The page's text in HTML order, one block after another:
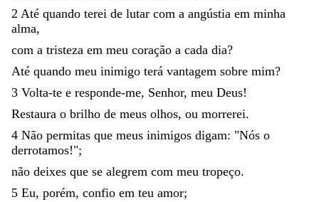
2 Até quando terei de lutar com a angústia em minha
alma,
com a tristeza em meu coração a cada dia?
Até quando meu inimigo terá vantagem sobre mim?
3 Volta-te e responde-me, Senhor, meu Deus!
Restaura o brilho de meus olhos, ou morrerei.
4 Não permitas que meus inimigos digam: "Nós o
derrotamos!";
não deixes que se alegrem com meu tropeço.
5 Eu, porém, confio em teu amor;